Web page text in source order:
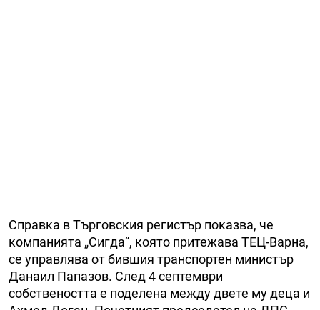
Справка в Търговския регистър показва, че
компанията „Сигда”, която притежава ТЕЦ-Варна,
се управлява от бившия транспортен министър
Данаил Папазов. След 4 септември
собствеността е поделена между двете му деца и